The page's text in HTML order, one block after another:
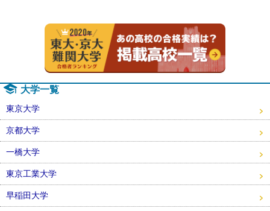
大学一覧
東京大学
京都大学
一橋大学
東京工業大学
早稲田大学